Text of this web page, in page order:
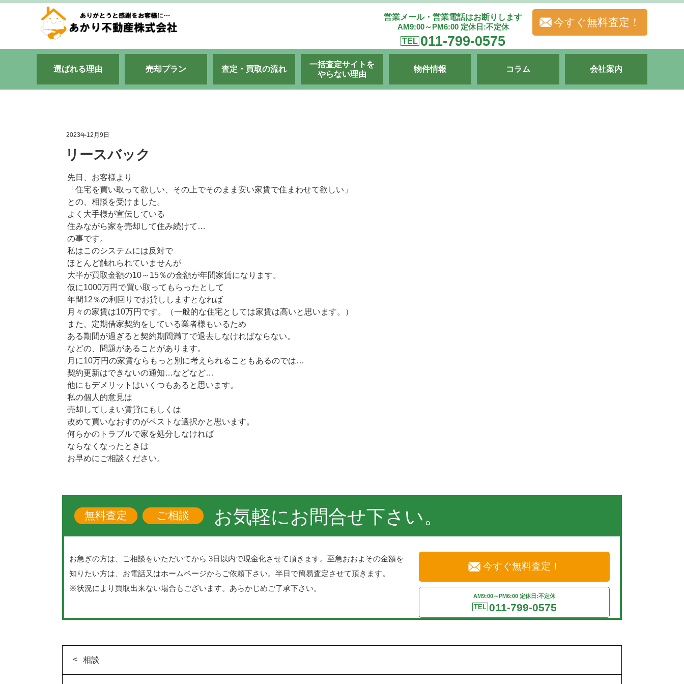
営業メール・営業電話はお断りします
AM9:00～PM6:00 定休日:不定休
TEL 011-799-0575
今すぐ無料査定！
選ばれる理由 売却プラン 査定・買取の流れ
一括査定サイトを
やらない理由
物件情報 コラム 会社案内
2023年12月9日
リースバック
先日、お客様より
「住宅を買い取って欲しい、その上でそのまま安い家賃で住まわせて欲しい」
との、相談を受けました。
よく大手様が宣伝している
住みながら家を売却して住み続けて…
の事です。
私はこのシステムには反対で
ほとんど触れられていませんが
大半が買取金額の10～15％の金額が年間家賃になります。
仮に1000万円で買い取ってもらったとして
年間12％の利回りでお貸ししますとなれば
月々の家賃は10万円です。（一般的な住宅としては家賃は高いと思います。）
また、定期借家契約をしている業者様もいるため
ある期間が過ぎると契約期間満了で退去しなければならない。
などの、問題があることがあります。
月に10万円の家賃ならもっと別に考えられることもあるのでは…
契約更新はできないの通知…などなど…
他にもデメリットはいくつもあると思います。
私の個人的意見は
売却してしまい賃貸にもしくは
改めて買いなおすのがベストな選択かと思います。
何らかのトラブルで家を処分しなければ
ならなくなったときは
お早めにご相談ください。
無料査定 ご相談 お気軽にお問合せ下さい。
お急ぎの方は、ご相談をいただいてから 3日以内で現金化させて頂きます。至急おおよその金額を
知りたい方は、お電話又はホームページからご依頼下さい。半日で簡易査定させて頂きます。
※状況により買取出来ない場合もございます。あらかじめご了承下さい。
今すぐ無料査定！
AM9:00～PM6:00 定休日:不定休
TEL 011-799-0575
相談